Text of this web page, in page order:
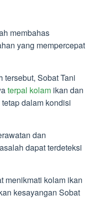
membahas
yang mempercepat
Sobat Tani
terpal kolam ikan dan
dalam kondisi
dan
dapat terdeteksi
menikmati kolam ikan
kesayangan Sobat